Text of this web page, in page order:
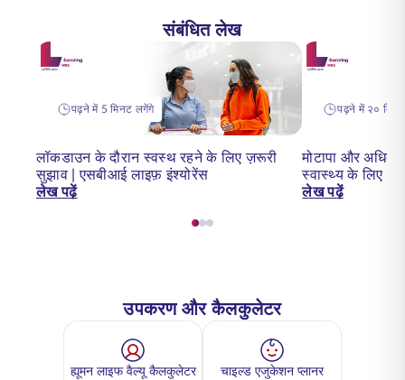
संबंधित लेख
पढ़ने में 5 मिनट लगेंगे
लॉकडाउन के दौरान स्वस्थ रहने के लिए ज़रूरी
सुझाव | एसबीआई लाइफ़ इंश्योरेंस
लेख पढ़ें
पढ़ने में २०
मोटापा और
स्वास्थ्य के लिए
लेख पढ़ें
उपकरण और कैलकुलेटर
ह्यूमन लाइफ वैल्यू कैलकुलेटर चाइल्ड एजुकेशन प्लानर